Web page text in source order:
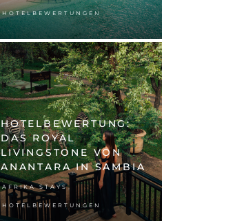
HOTELBEWERTUNGEN
HOTELBEWERTUNG:
DAS ROYAL
LIVINGSTONE VON
ANANTARA IN SAMBIA
AFRIKA STAYS,
HOTELBEWERTUNGEN